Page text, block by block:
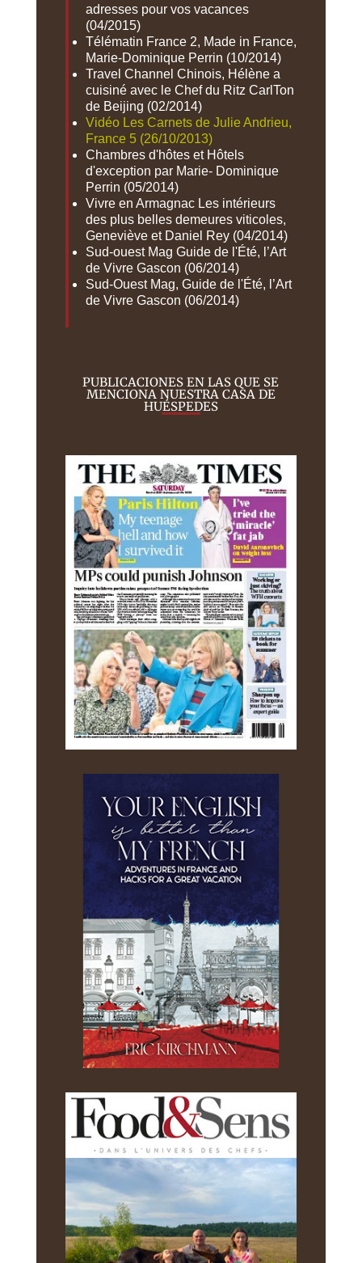
adresses pour vos vacances
(04/2015)
Télématin France 2, Made in France,
Marie-Dominique Perrin (10/2014)
Travel Channel Chinois, Hélène a
cuisiné avec le Chef du Ritz CarlTon
de Beijing (02/2014)
Vidéo Les Carnets de Julie Andrieu,
France 5 (26/10/2013)
Chambres d'hôtes et Hôtels
d'exception par Marie- Dominique
Perrin (05/2014)
Vivre en Armagnac Les intérieurs
des plus belles demeures viticoles,
Geneviève et Daniel Rey (04/2014)
Sud-ouest Mag Guide de l'Été, l’Art
de Vivre Gascon (06/2014)
Sud-Ouest Mag, Guide de l'Été, l’Art
de Vivre Gascon (06/2014)
PUBLICACIONES EN LAS QUE SE
MENCIONA NUESTRA CASA DE
HUÉSPEDES